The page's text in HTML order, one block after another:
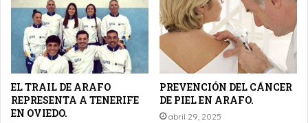
EL TRAIL DE ARAFO
REPRESENTA A TENERIFE
EN OVIEDO.
PREVENCIÓN DEL CÁNCER
DE PIEL EN ARAFO.
abril 29, 2025